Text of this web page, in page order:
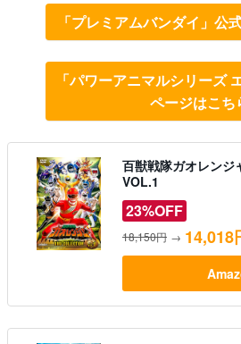
「パワーアニマルシリーズ
ページはこち
百獣戦隊ガオレン
23%OFF
18,150円 → 14,018
百獣戦隊ガオレンジ
VOL.2 <完>
23%OFF